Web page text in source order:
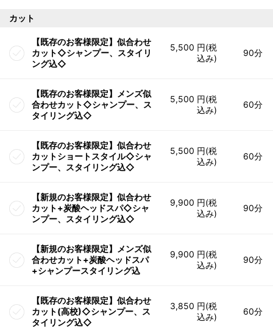
カット
【既存のお客様限定】似合わせ
カット◇シャンプー、スタイリ
ング込◇
5,500 円(税
込み)
90分
【既存のお客様限定】メンズ似
合わせカット◇シャンプー、ス
タイリング込◇
5,500 円(税
込み)
60分
【既存のお客様限定】似合わせ
カットショートスタイル◇シャ
ンプー、スタイリング込◇
5,500 円(税
込み)
60分
【新規のお客様限定】似合わせ
カット+炭酸ヘッドスパ◇シャ
ンプー、スタイリング込◇
9,900 円(税
込み)
90分
【新規のお客様限定】メンズ似
合わせカット+炭酸ヘッドスパ
+シャンプースタイリング込
9,900 円(税
込み)
90分
【既存のお客様限定】似合わせ
カット(高校)◇シャンプー、ス
タイリング込◇
3,850 円(税
込み)
60分